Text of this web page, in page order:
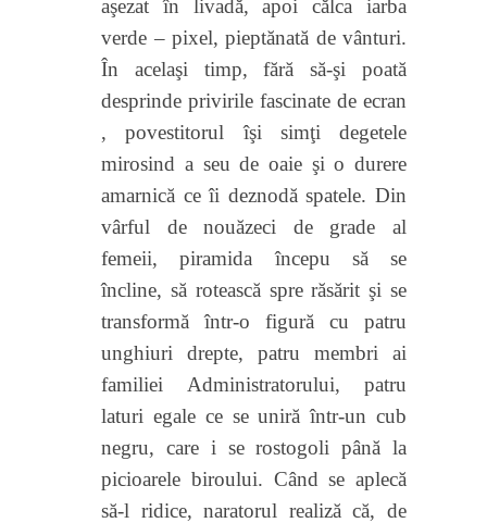
aşezat în livadă, apoi călca iarba
verde – pixel, pieptănată de vânturi.
În acelaşi timp, fără să-şi poată
desprinde privirile fascinate de ecran
, povestitorul îşi simţi degetele
mirosind a seu de oaie şi o durere
amarnică ce îi deznodă spatele. Din
vârful de nouăzeci de grade al
femeii,piramida începu să se
încline, să rotească spre răsărit şi se
transformă într-o figură cu patru
unghiuri drepte, patru membri ai
familiei Administratorului, patru
laturi egale ce se uniră într-un cub
negru, care i se rostogoli până la
picioarele biroului. Când se aplecă
să-l ridice, naratorul realiză că, de